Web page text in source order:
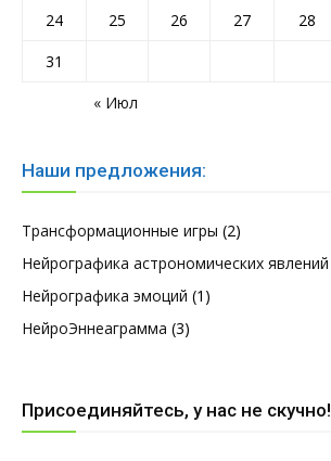
24
25 26 27 28
31
« Июл
Наши предложения:
Трансформационные игры (2)
Нейрографика астрономических явлений
Нейрографика эмоций (1)
НейроЭннеаграмма (3)
Присоединяйтесь, у нас не скучно!